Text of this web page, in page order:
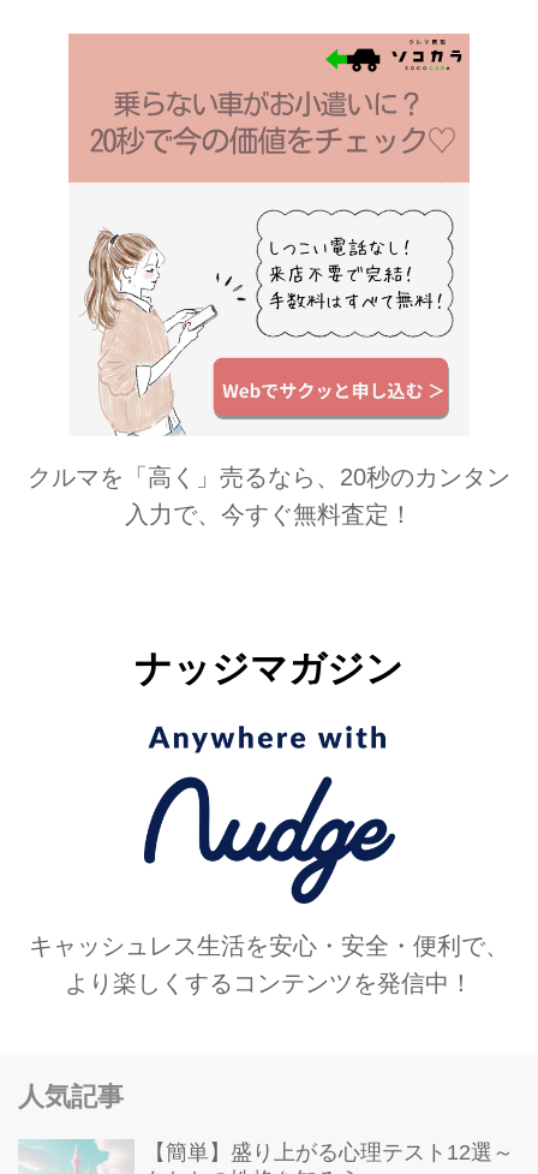
クルマを「高く」売るなら、20秒のカンタン
入力で、今すぐ無料査定！
ナッジマガジン
キャッシュレス生活を安心・安全・便利で、
より楽しくするコンテンツを発信中！
人気記事
【簡単】盛り上がる心理テスト12選～